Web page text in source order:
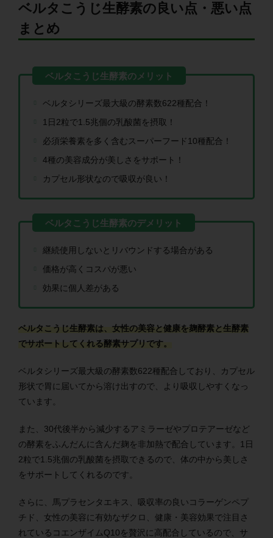
ベルタこうじ生酵素の良い点・悪い点
まとめ
ベルタシリーズ最大級の酵素数622種配合！
1日2粒で1.5兆個の乳酸菌を摂取！
必須栄養素を多く含むスーパーフード10種配合！
4種の美容成分が美しさをサポート！
カプセル形状なので吸収が良い！
継続使用しないとリバウンドする場合がある
価格が高くコスパが悪い
効果に個人差がある
ベルタこうじ生酵素は、女性の美容と健康を麹酵素と生酵素
でサポートしてくれる酵素サプリです。
ベルタシリーズ最大級の酵素数622種配合しており、カプセル
形状で胃に届いてから溶け出すので、より吸収しやすくなっ
ています。
また、30代後半から減少するアミラーゼやプロテアーゼなど
の酵素をふんだんに含んだ麹を非加熱で配合しています。1日
2粒で1.5兆個の乳酸菌を摂取できるので、体の中から美しさ
をサポートしてくれるのです。
さらに、馬プラセンタエキス、吸収率の良いコラーゲンペプ
チド、女性の美容に有効なザクロ、健康・美容効果で注目さ
れているコエンザイムQ10を贅沢に高配合しているので、サ